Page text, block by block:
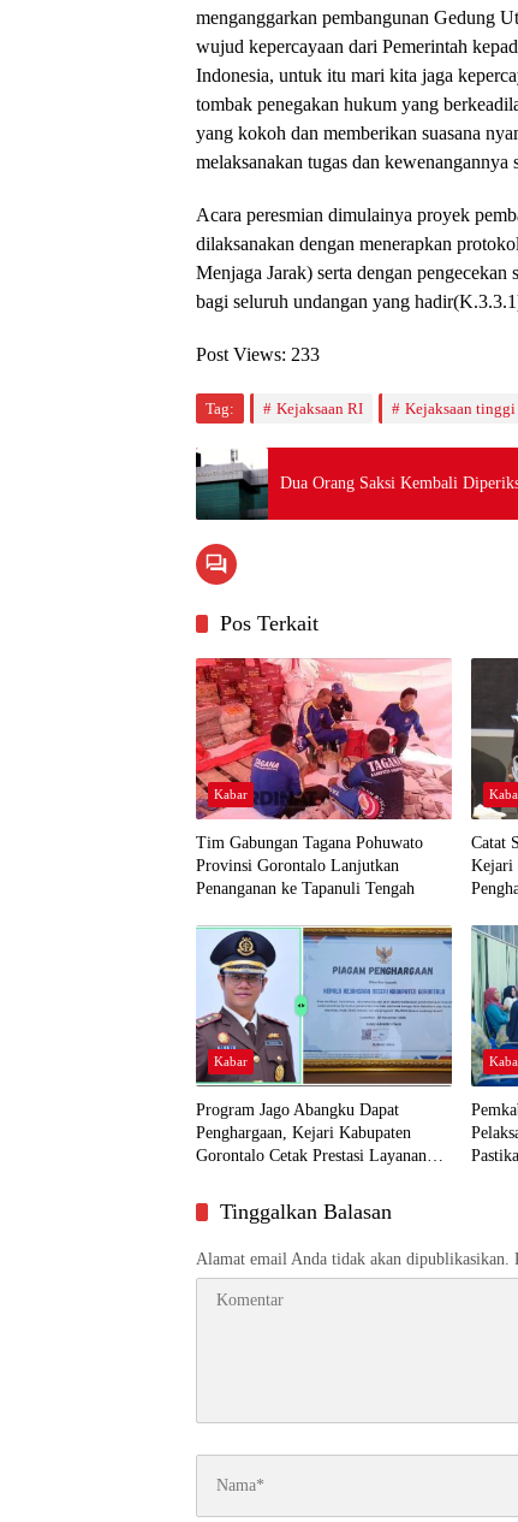
menganggarkan pembangunan Gedung
wujud kepercayaan dari Pemerintah
Indonesia, untuk itu mari kita jaga
tombak penegakan hukum yang
yang kokoh dan memberikan suasana
melaksanakan tugas dan
Acara peresmian dimulainya proyek
dilaksanakan dengan menerapkan
Menjaga Jarak) serta dengan
bagi seluruh undangan yang
Post Views: 233
Tag: Kejaksaan RI Kejaksaan
Dua Orang Saksi Kembali
Pos Terkait
Kabar
Tim Gabungan Tagana Pohuwato
Provinsi Gorontalo Lanjutkan
Penanganan ke Tapanuli Tengah
Catat
Kejari
Kabar
Program Jago Abangku Dapat
Penghargaan, Kejari Kabupaten
Gorontalo Cetak Prestasi Layanan
Tinggalkan Balasan
Alamat email Anda tidak akan dipublikasikan.